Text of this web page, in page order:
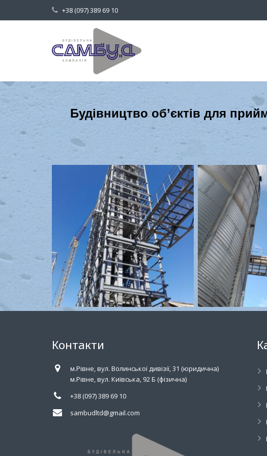
+38 (097) 389 69 10
Будівництво об’єктів для
Контакти
м.Рівне, вул. Волинської дивізії, 31 (юридична)
м.Рівне, вул. Київська, 92 Б (фізична)
+38 (097) 389 69 10
sambudltd@gmail.com